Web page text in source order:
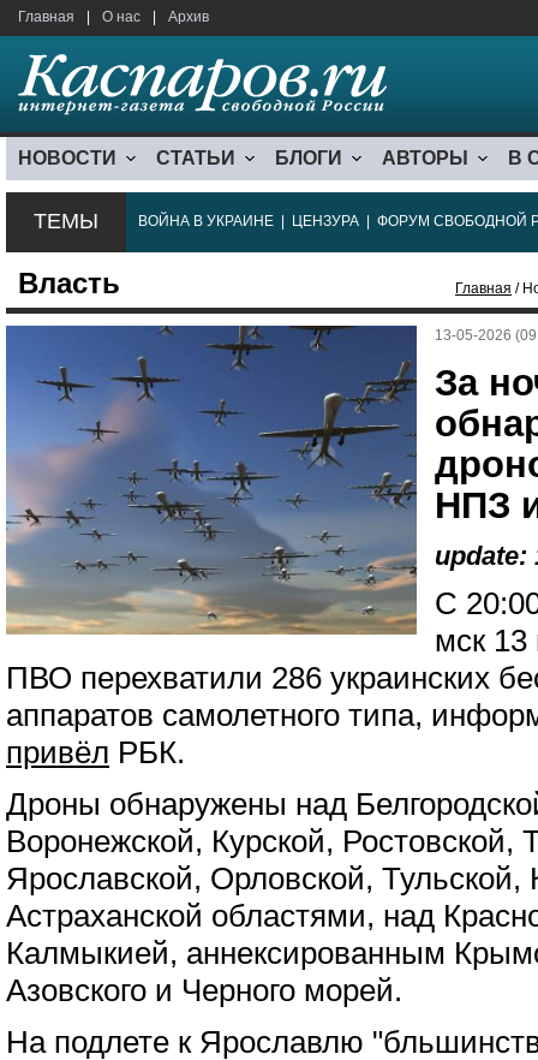
Главная О нас Архив
НОВОСТИ СТАТЬИ БЛОГИ АВТОРЫ В
ТЕМЫ ВОЙНА В УКРАИНЕ ЦЕНЗУРА ФОРУМ СВОБОДНОЙ
Власть Главная /
13-05-2026
За
НПЗ
update:
С
мск
ПВО перехватили 286 украинских
аппаратов самолетного типа,
привёл РБК.
Дроны обнаружены над
Воронежской, Курской, Ростовской,
Ярославской, Орловской, Тульской,
Астраханской областями, над
Калмыкией, аннексированным
Азовского и Черного морей.
На подлете к Ярославлю